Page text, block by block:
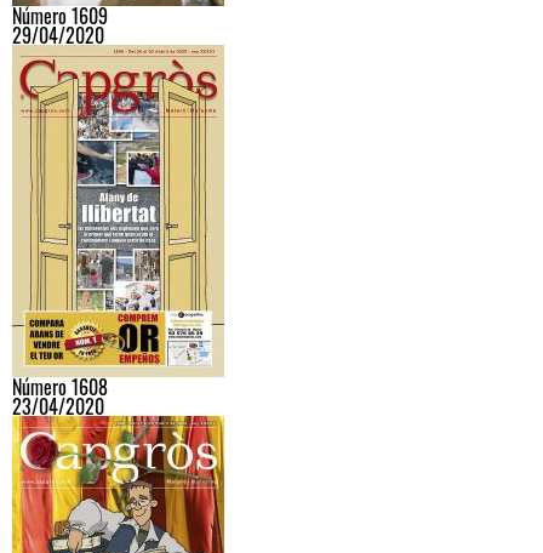
Número 1609
29/04/2020
Número 1608
23/04/2020